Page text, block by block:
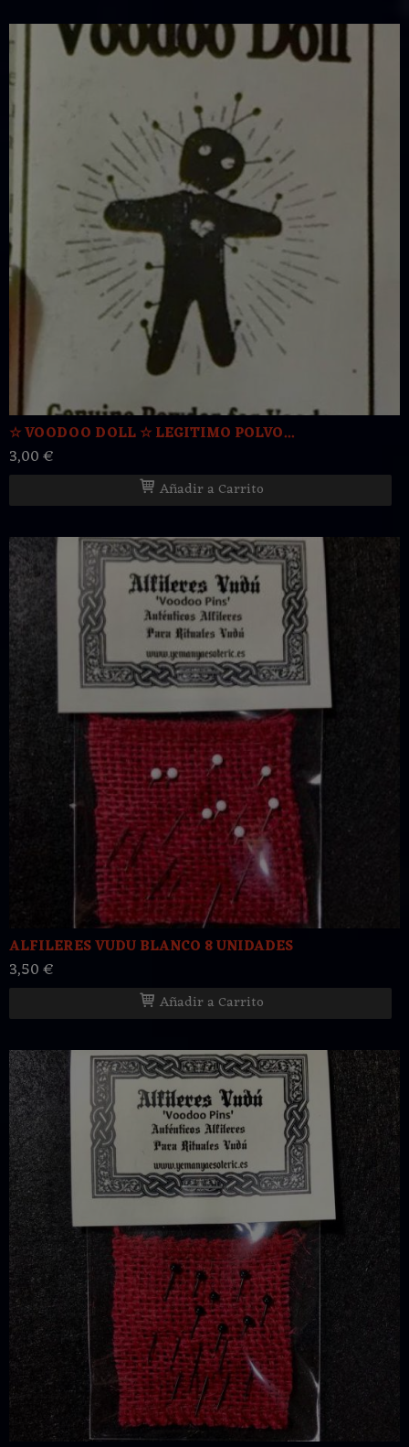
☆ VOODOO DOLL ☆ LEGITIMO POLVO...
3,00 €
Añadir a Carrito
ALFILERES VUDU BLANCO 8 UNIDADES
3,50 €
Añadir a Carrito